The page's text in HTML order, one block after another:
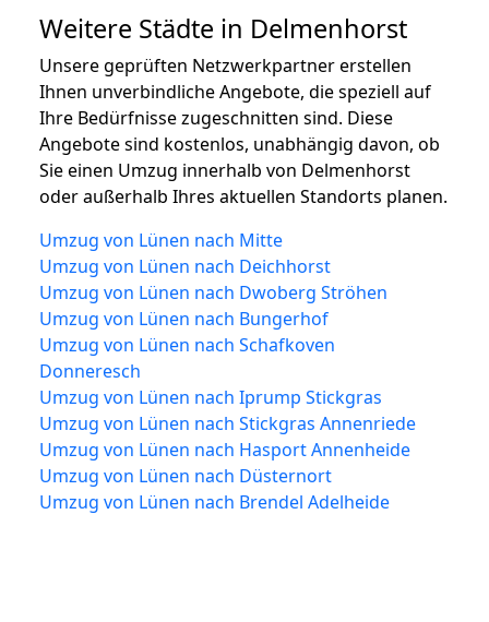
Weitere Städte in Delmenhorst
Unsere geprüften Netzwerkpartner erstellen
Ihnen unverbindliche Angebote, die speziell auf
Ihre Bedürfnisse zugeschnitten sind. Diese
Angebote sind kostenlos, unabhängig davon, ob
Sie einen Umzug innerhalb von Delmenhorst
oder außerhalb Ihres aktuellen Standorts planen.
Umzug von Lünen nach Mitte
Umzug von Lünen nach Deichhorst
Umzug von Lünen nach Dwoberg Ströhen
Umzug von Lünen nach Bungerhof
Umzug von Lünen nach Schafkoven
Donneresch
Umzug von Lünen nach Iprump Stickgras
Umzug von Lünen nach Stickgras Annenriede
Umzug von Lünen nach Hasport Annenheide
Umzug von Lünen nach Düsternort
Umzug von Lünen nach Brendel Adelheide